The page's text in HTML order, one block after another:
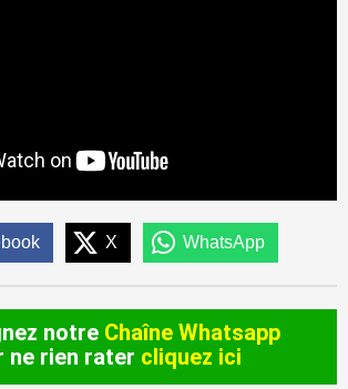
X WhatsApp
notre Chaîne Whatsapp
ne rien rater cliquez ici